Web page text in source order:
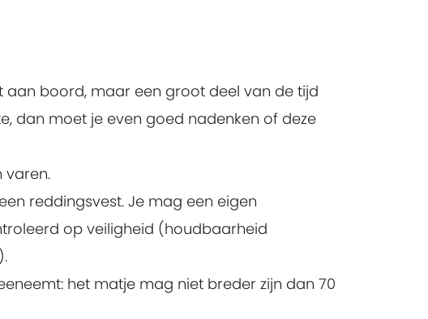
aan boord, maar een groot deel van de tijd
dan moet je even goed nadenken of deze
varen.
reddingsvest. Je mag een eigen
op veiligheid (houdbaarheid
het matje mag niet breder zijn dan 70